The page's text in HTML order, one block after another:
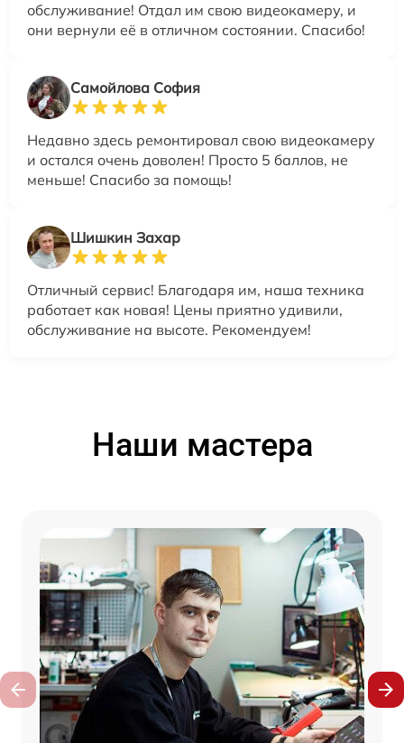
обслуживание! Отдал им свою видеокамеру, и
они вернули её в отличном состоянии. Спасибо!
Самойлова София
Недавно здесь ремонтировал свою видеокамеру
и остался очень доволен! Просто 5 баллов, не
меньше! Спасибо за помощь!
Шишкин Захар
Отличный сервис! Благодаря им, наша техника
работает как новая! Цены приятно удивили,
обслуживание на высоте. Рекомендуем!
Наши мастера